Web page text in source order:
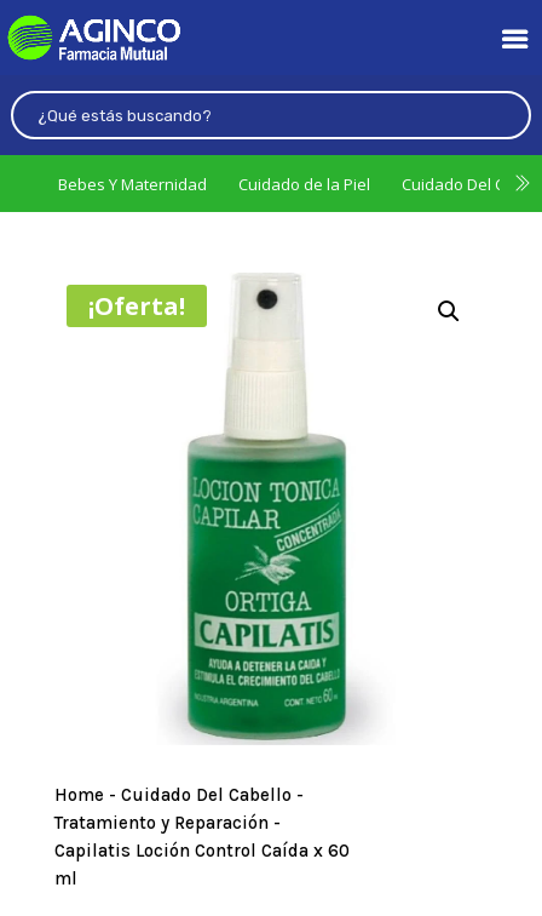
Bebes Y Maternidad Cuidado de la Piel Cuidado Del
¡Oferta!
Home - Cuidado Del Cabello -
Tratamiento y Reparación-
Capilatis Loción Control Caída x 60
ml